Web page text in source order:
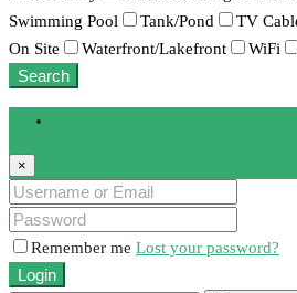
Swimming Pool
Tank/Pond TV
On Site
Waterfront/Lakefront WiFi
Search
×
Remember me Lost your password?
Login